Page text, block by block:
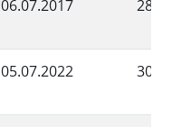
06.07.2017
05.07.2022